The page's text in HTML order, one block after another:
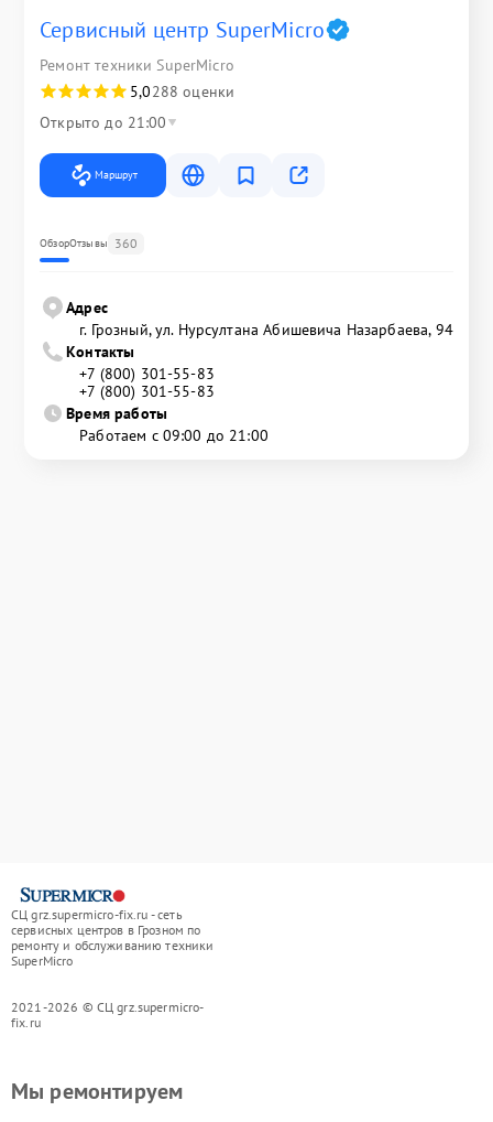
Сервисный центр SuperMicro
Ремонт техники SuperMicro
5,0288 оценки
Открыто до 21:00
Маршрут
ОбзорОтзывы 360
Адрес
г. Грозный, ул. Нурсултана Абишевича Назарбаева, 94
Контакты
+7 (800) 301-55-83
+7 (800) 301-55-83
Время работы
Работаем с 09:00 до 21:00
СЦ grz.supermicro-fix.ru - сеть
сервисных центров в Грозном по
ремонту и обслуживанию техники
SuperMicro
2021-2026 © СЦ grz.supermicro-
fix.ru
Мы ремонтируем